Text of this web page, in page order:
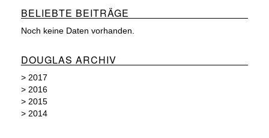
BELIEBTE BEITRÄGE
Noch keine Daten vorhanden.
DOUGLAS ARCHIV
> 2017
> 2016
> 2015
> 2014